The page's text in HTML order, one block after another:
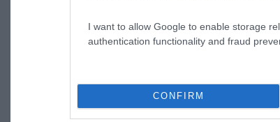
I want to allow Google to enable storage
authentication functionality and fraud
CONFIRM
Tovább »